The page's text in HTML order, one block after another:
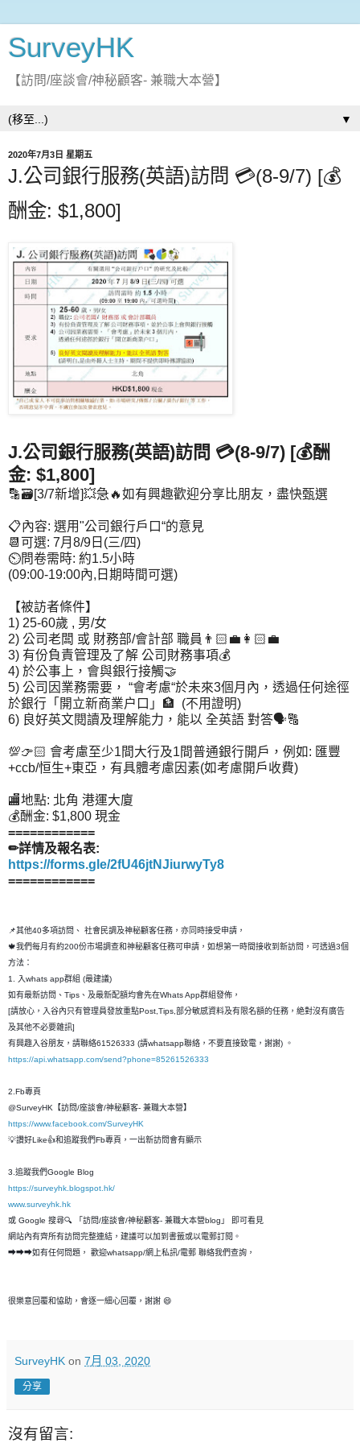
SurveyHK
【訪問/座談會/神秘顧客- 兼職大本營】
▼
2020年7月3日 星期五
J.公司銀行服務(英語)訪問 💳(8-9/7) [💰
酬金: $1,800]
J.公司銀行服務(英語)訪問 💳(8-9/7) [💰酬
金: $1,800]
🔡🗃️[3/7新增]💥急🔥如有興趣歡迎分享比朋友，盡快甄選
📋內容: 選用"公司銀行戶口“的意見
📆可選: 7月8/9日(三/四)
⏲️問卷需時: 約1.5小時
(09:00-19:00內,日期時間可選)
【被訪者條件】
1) 25-60歲 , 男/女
2) 公司老闆 或 財務部/會計部 職員👨🏻‍💼👩🏻‍💼
3) 有份負責管理及了解 公司財務事項💰
4) 於公事上，會與銀行接觸🤝
5) 公司因業務需要， “會考慮“於未來3個月內，透過任何途徑
於銀行「開立新商業户口」🏦 (不用證明)
6) 良好英文閱讀及理解能力，能以 全英語 對答🗣️🔠
💯👉🏻 會考慮至少1間大行及1間普通銀行開戶，例如: 匯豐
+ccb/恒生+東亞，有具體考慮因素(如考慮開戶收費)
🏬地點: 北角 港運大廈
💰酬金: $1,800 現金
============
✏詳情及報名表:
https://forms.gle/2fU46jtNJiurwyTy8
============
📌其他40多項訪問、 社會民調及神秘顧客任務，亦同時接受申請，
🍁我們每月有約200份市場調查和神秘顧客任務可申請，如想第一時間接收到新訪問，可透過3個
方法：
1. 入whats app群組 (最建議)
如有最新訪問、Tips、及最新配額均會先在Whats App群組發佈，
[請放心，入谷內只有管理員發放重點Post,Tips,部分敏感資料及有限名額的任務，絶對沒有廣告
及其他不必要雜訊]
有興趣入谷朋友，請聯絡61526333 (請whatsapp聯絡，不要直接致電，謝謝) 。
https://api.whatsapp.com/send?phone=85261526333
2.Fb專頁
@SurveyHK【訪問/座談會/神秘顧客- 兼職大本營】
https://www.facebook.com/SurveyHK
💡讚好Like👍和追蹤我們Fb專頁，一出新訪問會有顯示
3.追蹤我們Google Blog
https://surveyhk.blogspot.hk/
www.surveyhk.hk
或 Google 搜尋🔍 「訪問/座談會/神秘顧客- 兼職大本營blog」 即可看見
網站內有齊所有訪問完整連結，建議可以加到書籤或以電郵訂閱。
➡➡➡如有任何問題， 歡迎whatsapp/網上私訊/電郵 聯絡我們查詢，
很樂意回覆和恊助，會逐一細心回覆，謝謝 😄
SurveyHK on 7月 03, 2020
分享
沒有留言: